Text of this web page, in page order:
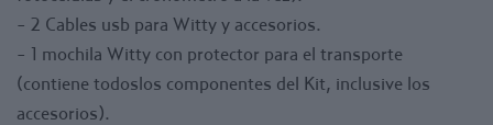
dispositivo con inicio de sesión.
DESVENTAJAS: Licencia de pago anual/ trianual,
comunicación bluetooth (menos de10 m)
- 2 Cables usb para Witty y accesorios.
- 1 mochila Witty con protector para el transporte
(contiene todoslos componentes del Kit, inclusive los
accesorios).